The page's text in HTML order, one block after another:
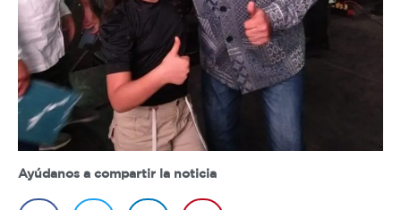
Ayúdanos a compartir la noticia